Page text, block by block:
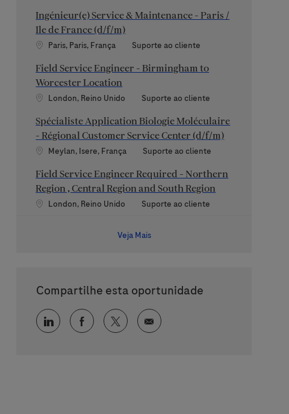
Ingénieur(e) Service & Maintenance - Paris /
Ile de France (d/f/m)
Localização
Paris, Paris, França Categoria
Suporte ao cliente
Field Service Engineer - Birmingham to
Worcester Location
Localização
London, Reino Unido Categoria
Suporte ao cliente
Spécialiste Application Biologie Moléculaire
- Régional Customer Service Center (d/f/m)
Localização
Meylan, Isere, França Categoria
Suporte ao cliente
Field Service Engineer Required - Northern
Region , Central Region and South Region
Localização
London, Reino Unido Categoria
Suporte ao cliente
Veja Mais
Compartilhe esta oportunidade
Compartilhar via LinkedIn
Compartilhar via Facebook
Compartilhar via twitter
Compartilhar via e-mail